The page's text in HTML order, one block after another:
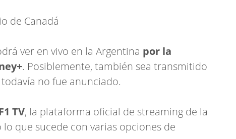
de Canadá
ver en vivo en la Argentina por la
. Posiblemente, también sea transmitido
no fue anunciado.
TV, la plataforma oficial de streaming de la
que sucede con varias opciones de